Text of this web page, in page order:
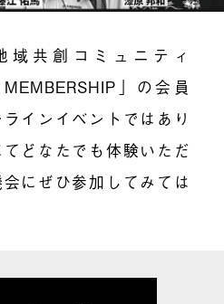
域共創コミュニティ
」の会員
インイベントではあり
どなたでも体験いただ
にぜひ参加してみては